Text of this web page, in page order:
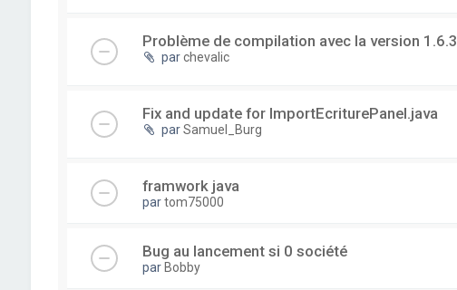
Problème de compilation avec la version 1.6.3
parchevalic
Fix and update for ImportEcriturePanel.java
parSamuel_Burg
framwork java
partom75000
Bug au lancement si 0 société
par Bobby